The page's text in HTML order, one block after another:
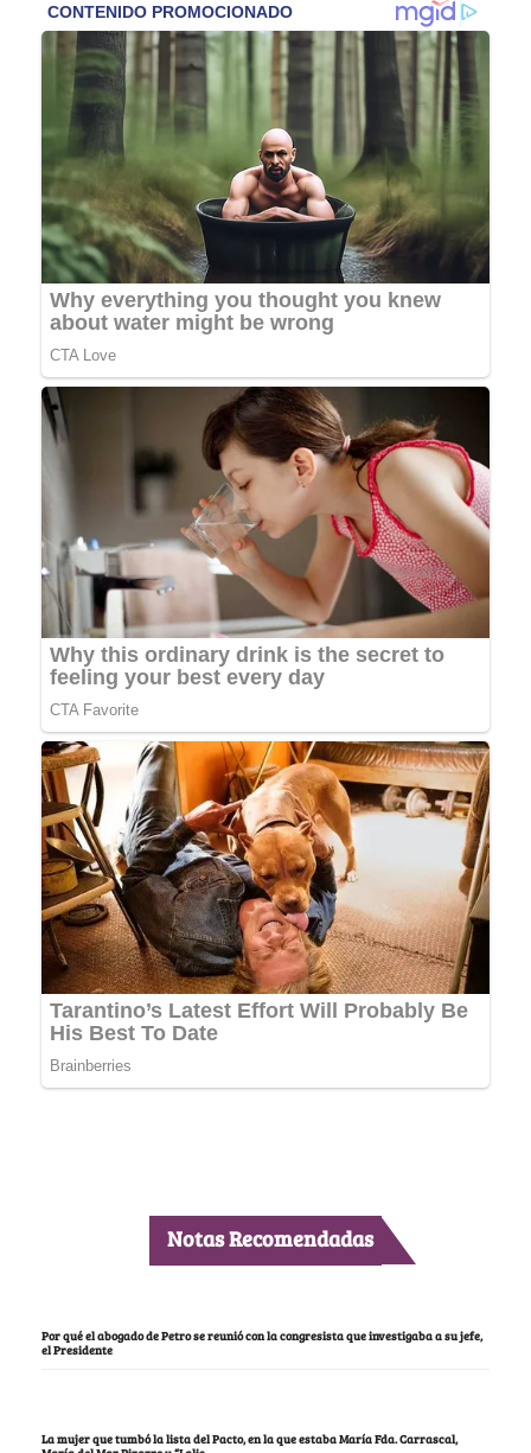
Notas Recomendadas
Por qué el abogado de Petro se reunió con la congresista que investigaba a su jefe,
el Presidente
La mujer que tumbó la lista del Pacto, en la que estaba María Fda. Carrascal,